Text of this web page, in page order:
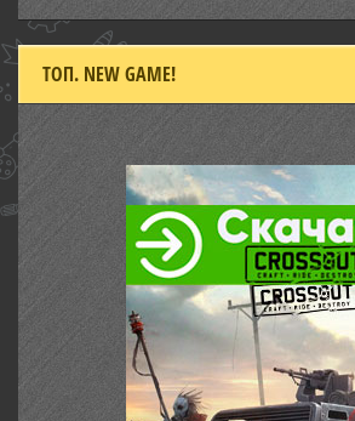
ТОП. NEW GAME!